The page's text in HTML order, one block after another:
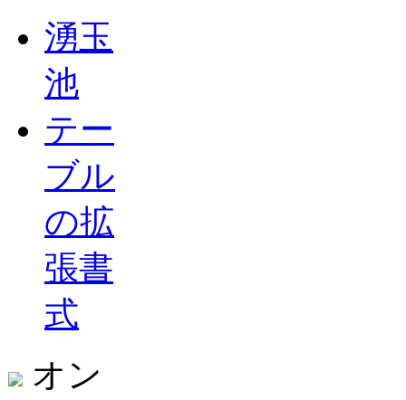
湧玉
池
テー
ブル
の拡
張書
式
オン